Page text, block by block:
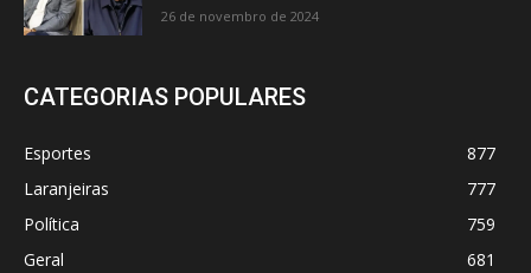
26 de novembro de 2024
CATEGORIAS POPULARES
Esportes
877
Laranjeiras
777
Política
759
Geral
681